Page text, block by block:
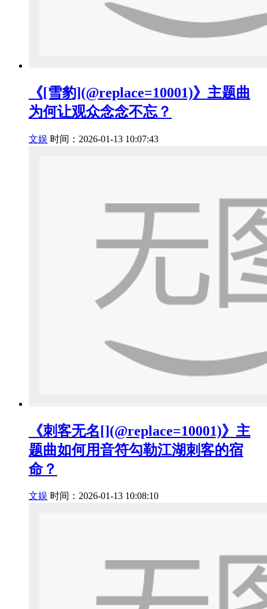
《[雪豹](@replace=10001)》主题曲
为何让观众念念不忘？
文娱 时间：2026-01-13 10:07:43
《刺客无名[](@replace=10001)》主
题曲如何用音符勾勒江湖刺客的宿
命？
文娱 时间：2026-01-13 10:08:10